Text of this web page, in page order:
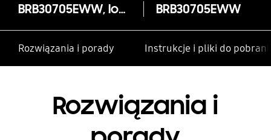
BRB30705EWW, lodówka do zabudowy, technologia Space Max™, 298 l BRB30705EWW
Rozwiązania i porady Instrukcje i pliki do
Rozwiązania i